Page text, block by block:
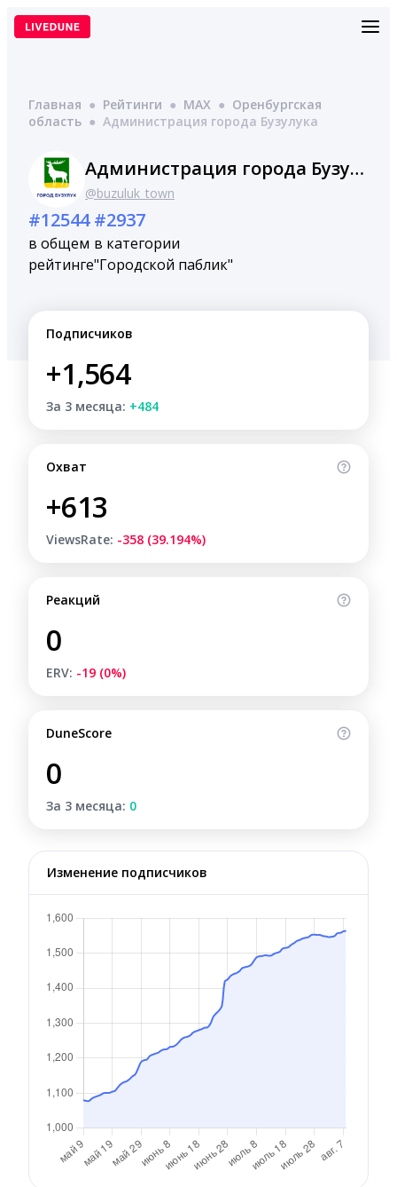
Перейти
Главная ● Рейтинги ● MAX ● Оренбургская
область ● Администрация города Бузулука
Администрация города Бузулука
@buzuluk_town
#12544
в общем
рейтинге
#2937
в категории
"Городской паблик"
Подписчиков
+1,564
За 3 месяца: +484
Охват
+613
ViewsRate: -358 (39.194%)
Реакций
0
ERV: -19 (0%)
DuneScore
0
За 3 месяца: 0
Изменение подписчиков